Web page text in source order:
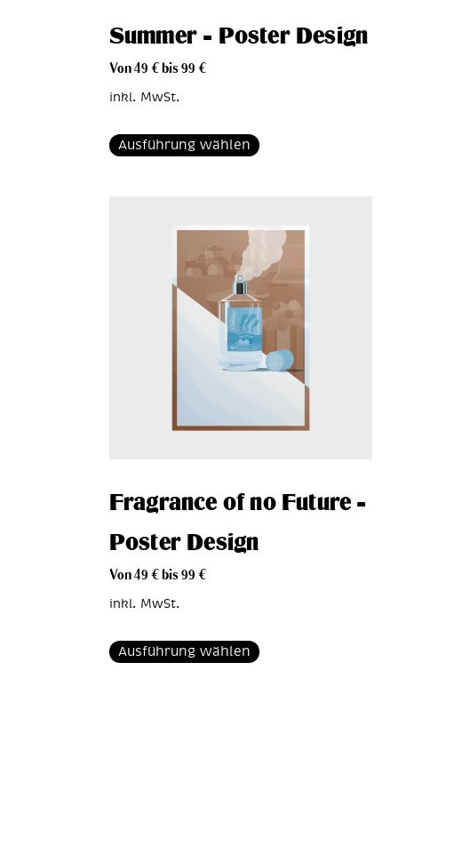
Summer – Poster Design
Von49 €bis99 €
inkl. MwSt.
Ausführung wählen
Fragrance of no Future –
Poster Design
Von49 €bis99 €
inkl. MwSt.
Ausführung wählen